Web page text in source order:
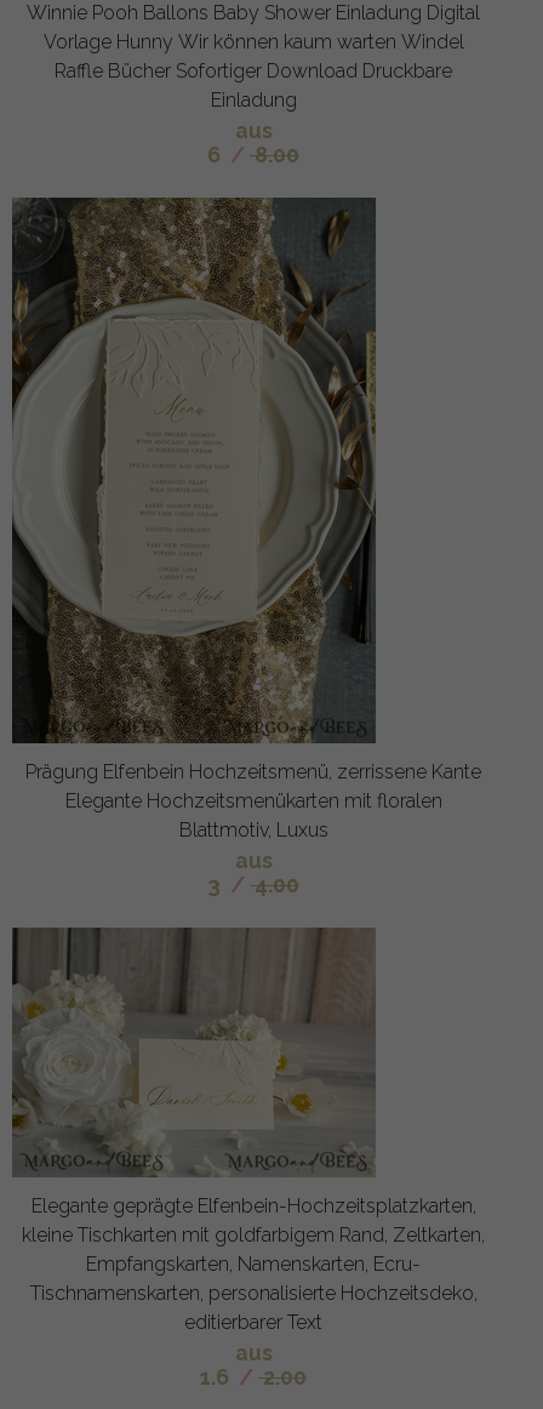
Winnie Pooh Ballons Baby Shower Einladung Digital
Vorlage Hunny Wir können kaum warten Windel
Raffle Bücher Sofortiger Download Druckbare
Einladung
aus
6 / 8.00
Prägung Elfenbein Hochzeitsmenü, zerrissene Kante
Elegante Hochzeitsmenükarten mit floralen
Blattmotiv, Luxus
aus
3 / 4.00
Elegante geprägte Elfenbein-Hochzeitsplatzkarten,
kleine Tischkarten mit goldfarbigem Rand, Zeltkarten,
Empfangskarten, Namenskarten, Ecru-
Tischnamenskarten, personalisierte Hochzeitsdeko,
editierbarer Text
aus
1.6 / 2.00